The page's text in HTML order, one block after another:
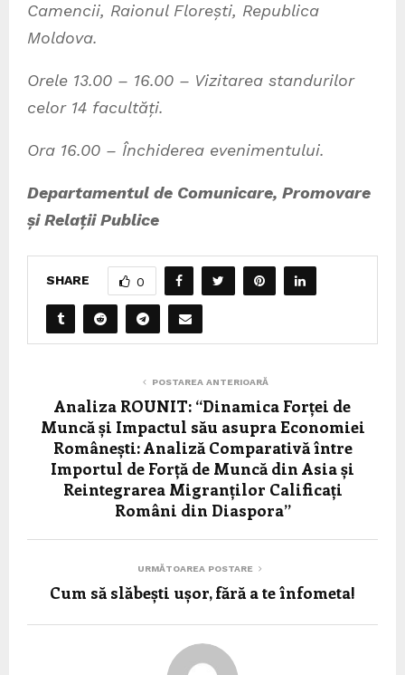
Camencii, Raionul Florești, Republica
Moldova.
Orele 13.00 – 16.00 – Vizitarea standurilor
celor 14 facultăți.
Ora 16.00 – Închiderea evenimentului.
Departamentul de Comunicare, Promovare
și Relații Publice
SHARE 0
POSTAREA ANTERIOARĂ
Analiza ROUNIT: “Dinamica Forței de
Muncă și Impactul său asupra Economiei
Românești: Analiză Comparativă între
Importul de Forță de Muncă din Asia și
Reintegrarea Migranților Calificați
Români din Diaspora”
URMĂTOAREA POSTARE
Cum să slăbești ușor, fără a te înfometa!